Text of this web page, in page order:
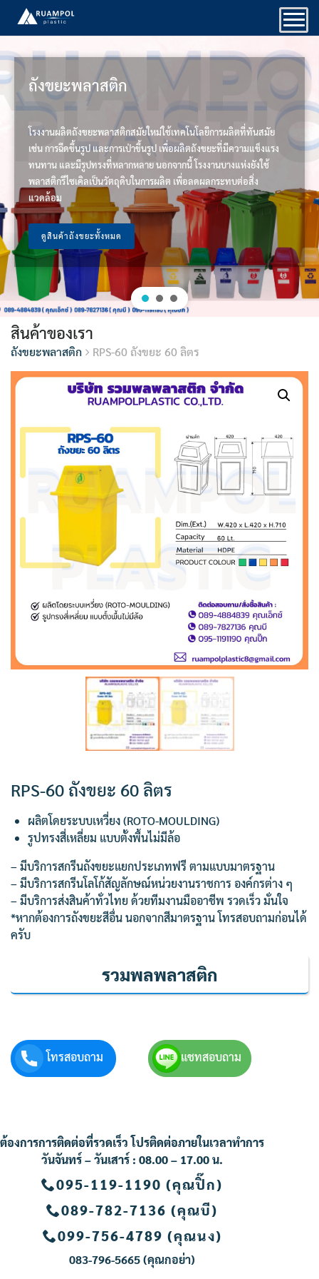
ถังขยะพลาสติก
โรงงานผลิตถังขยะพลาสติกสมัยใหม่ใช้เทคโนโลยีการผลิตที่ทันสมัย
เช่น การฉีดขึ้นรูป และการเป่าขึ้นรูป เพื่อผลิตถังขยะที่มีความแข็งแรง
ทนทาน และมีรูปทรงที่หลากหลาย นอกจากนี้ โรงงานบางแห่งยังใช้
พลาสติกรีไซเคิลเป็นวัตถุดิบในการผลิต เพื่อลดผลกระทบต่อสิ่ง
แวดล้อม
ดูสินค้าถังขยะทั้งหมด
สินค้าของเรา
ถังขยะพลาสติก RPS-60 ถังขยะ 60 ลิตร
RPS-60 ถังขยะ 60 ลิตร
ผลิตโดยระบบเหวี่ยง (ROTO-MOULDING)
รูปทรงสี่เหลี่ยม แบบตั้งพื้นไม่มีล้อ
– มีบริการสกรีนถังขยะแยกประเภทฟรี ตามแบบมาตรฐาน
– มีบริการสกรีนโลโก้สัญลักษณ์หน่วยงานราชการ องค์กรต่าง ๆ
– มีบริการส่งสินค้าทั่วไทย ด้วยทีมงานมืออาชีพ รวดเร็ว มั่นใจ
*หากต้องการถังขยะสีอื่น นอกจากสีมาตรฐาน โทรสอบถามก่อนได้
ครับ
รวมพลพลาสติก
โทรสอบถาม แชทสอบถาม
ต้องการการติดต่อที่รวดเร็ว โปรติดต่อภายในเวลาทำการ
วันจันทร์ – วันเสาร์ : 08.00 – 17.00 น.
095-119-1190 (คุณปิ๊ก)
089-782-7136 (คุณบี)
099-756-4789 (คุณนง)
083-796-5665 (คุณกอย่า)